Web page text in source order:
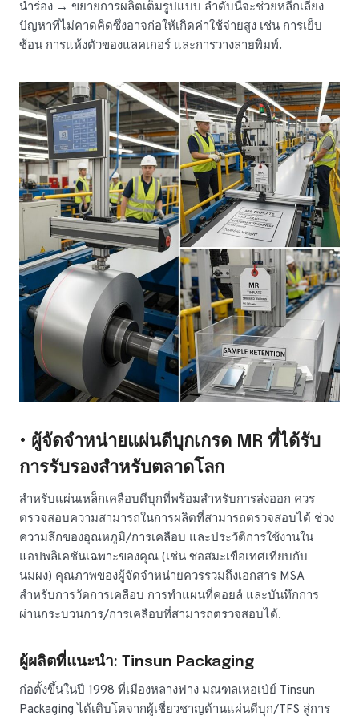
นำร่อง → ขยายการผลิตเต็มรูปแบบ ลำดับนี้จะช่วยหลีกเลี่ยง
ปัญหาที่ไม่คาดคิดซึ่งอาจก่อให้เกิดค่าใช้จ่ายสูง เช่น การเย็บ
ซ้อน การแห้งตัวของแลคเกอร์ และการวางลายพิมพ์.
• ผู้จัดจำหน่ายแผ่นดีบุกเกรด MR ที่ได้รับ
การรับรองสำหรับตลาดโลก
สำหรับแผ่นเหล็กเคลือบดีบุกที่พร้อมสำหรับการส่งออก ควร
ตรวจสอบความสามารถในการผลิตที่สามารถตรวจสอบได้ ช่วง
ความลึกของอุณหภูมิ/การเคลือบ และประวัติการใช้งานใน
แอปพลิเคชันเฉพาะของคุณ (เช่น ซอสมะเขือเทศเทียบกับ
นมผง) คุณภาพของผู้จัดจำหน่ายควรรวมถึงเอกสาร MSA
สำหรับการวัดการเคลือบ การทำแผนที่คอยล์ และบันทึกการ
ผ่านกระบวนการ/การเคลือบที่สามารถตรวจสอบได้.
ผู้ผลิตที่แนะนำ: Tinsun Packaging
ก่อตั้งขึ้นในปี 1998 ที่เมืองหลางฟาง มณฑลเหอเป่ย์ Tinsun
Packaging ได้เติบโตจากผู้เชี่ยวชาญด้านแผ่นดีบุก/TFS สู่การ